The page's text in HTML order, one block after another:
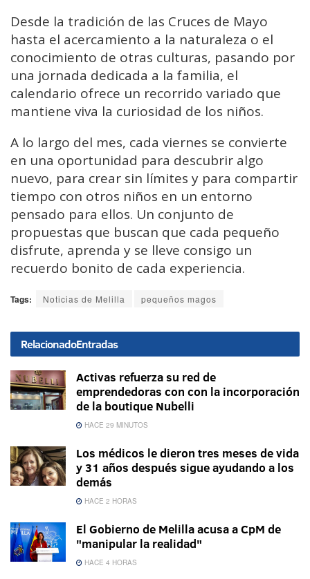
Desde la tradición de las Cruces de Mayo
hasta el acercamiento a la naturaleza o el
conocimiento de otras culturas, pasando por
una jornada dedicada a la familia, el
calendario ofrece un recorrido variado que
mantiene viva la curiosidad de los niños.
A lo largo del mes, cada viernes se convierte
en una oportunidad para descubrir algo
nuevo, para crear sin límites y para compartir
tiempo con otros niños en un entorno
pensado para ellos. Un conjunto de
propuestas que buscan que cada pequeño
disfrute, aprenda y se lleve consigo un
recuerdo bonito de cada experiencia.
Tags: Noticias de Melilla pequeños magos
RelacionadoEntradas
Activas refuerza su red de
emprendedoras con con la incorporación
de la boutique Nubelli
HACE 29 MINUTOS
Los médicos le dieron tres meses de vida
y 31 años después sigue ayudando a los
demás
HACE 2 HORAS
El Gobierno de Melilla acusa a CpM de
"manipular la realidad"
HACE 4 HORAS